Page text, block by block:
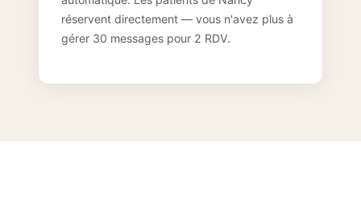
réservent directement — vous n'avez plus à
gérer 30 messages pour 2 RDV.